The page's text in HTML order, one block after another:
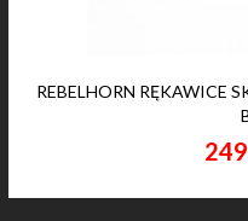
REBELHORN RĘKAWICE